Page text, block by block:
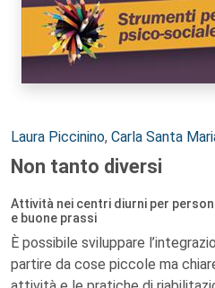
Autori:
Laura Piccinino, Carla Santa
Non tanto diversi
Attività nei centri diurni per
e buone prassi
È possibile sviluppare
partire da cose piccole ma